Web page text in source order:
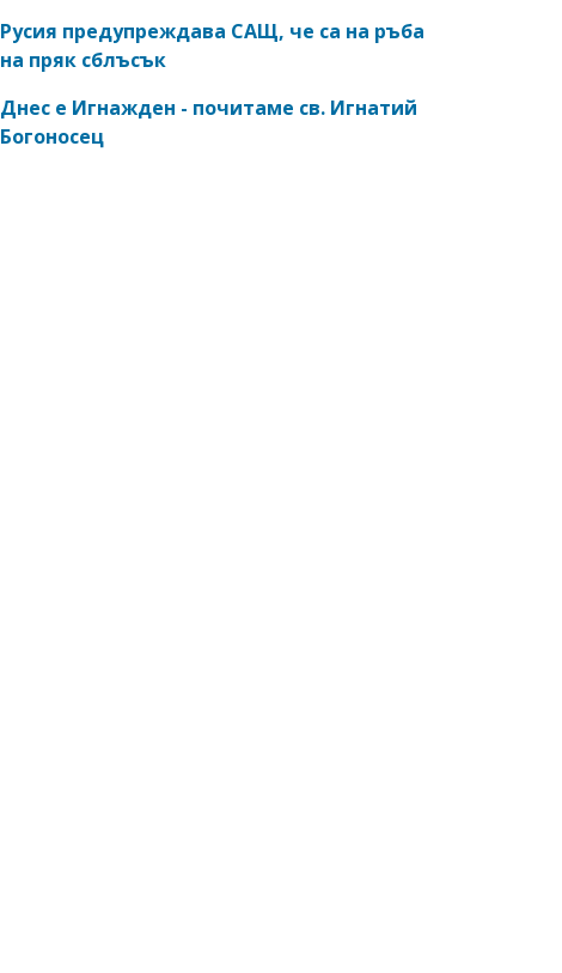
Русия предупреждава САЩ, че са на ръба
на пряк сблъсък
Днес е Игнажден - почитаме св. Игнатий
Богоносец